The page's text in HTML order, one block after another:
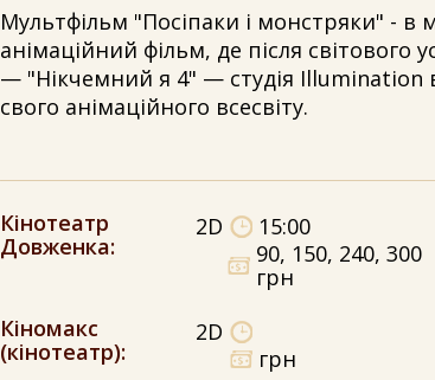
Мультфільм "Посіпаки і монстряки" - в
анімаційний фільм, де після світового
— "Нікчемний я 4" — студія Illumination
свого анімаційного всесвіту.
Кінотеатр
Довженка:
2D
15:00
90, 150, 240, 300
грн
Кіномакс
(кінотеатр):
2D
грн